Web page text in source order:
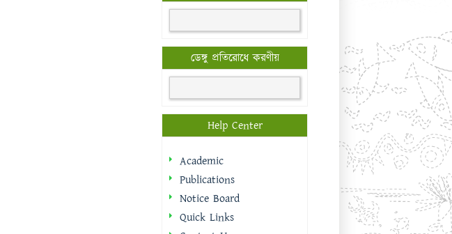
ডেঙ্গু প্রতিরোধে করণীয়
Help Center
Academic
Publications
Notice Board
Quick Links